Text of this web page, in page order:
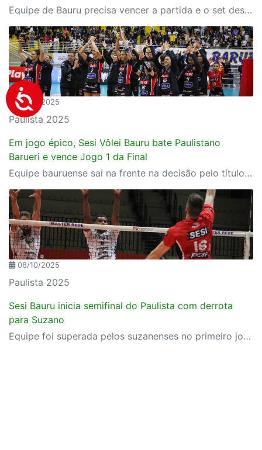
Equipe de Bauru precisa vencer a partida e o set desempate para ir à decisão do Estadual
09/10/2025
Paulista 2025
Em jogo épico, Sesi Vôlei Bauru bate Paulistano
Barueri e vence Jogo 1 da Final
Equipe bauruense sai na frente na decisão pelo título paulista em vitória por 3 sets a 2 fora de casa
08/10/2025
Paulista 2025
Sesi Bauru inicia semifinal do Paulista com derrota
para Suzano
Equipe foi superada pelos suzanenses no primeiro jogo das semifinais do Estadual e agora busca vitória dupla na casa dos rivais para confirmar vaga à final